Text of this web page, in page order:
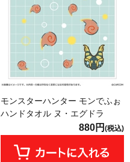
モンスターハンター モンでふぉ
ハンドタオル ヌ・エグドラ
880円 (税込)